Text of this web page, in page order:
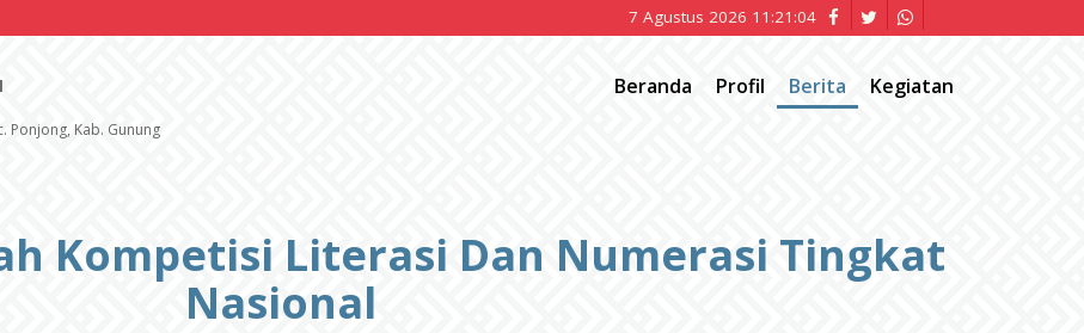
7 Agustus 2026 11:21:05
Ponjong, Kab. Gunung
Beranda Profil Berita Kegiatan
Kompetisi Literasi Dan Numerasi Tingkat
Nasional